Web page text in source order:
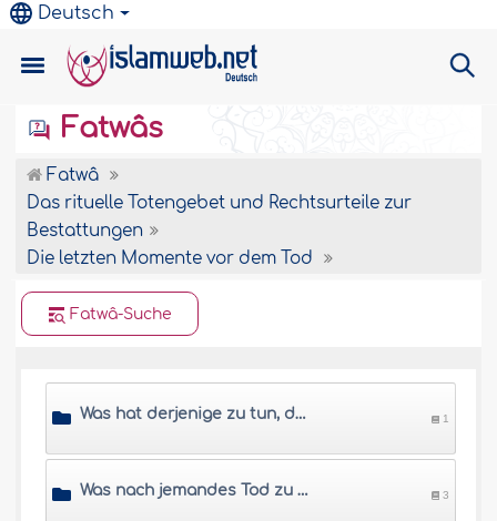
Deutsch
Fatwâs
Fatwâ
Das rituelle Totengebet und Rechtsurteile zur
Bestattungen
Die letzten Momente vor dem Tod
Fatwâ-Suche
Was hat derjenige zu tun, dessen Tod bevorsteht? 1
Was nach jemandes Tod zu tun ist 3